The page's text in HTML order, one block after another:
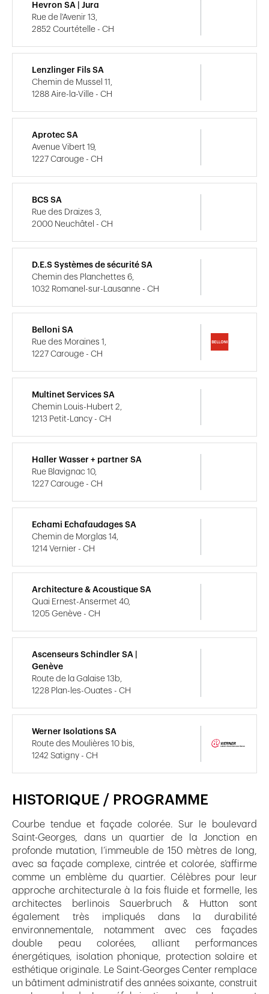
HISTORIQUE / PROGRAMME
Courbe tendue et façade colorée. Sur le boulevard
Saint-Georges, dans un quartier de la Jonction en
profonde mutation, l’immeuble de 150 mètres de long,
avec sa façade complexe, cintrée et colorée, s’affirme
comme un emblème du quartier. Célèbres pour leur
approche architecturale à la fois fluide et formelle, les
architectes berlinois Sauerbruch & Hutton sont
également très impliqués dans la durabilité
environnementale, notamment avec ces façades
double peau colorées, alliant performances
énergétiques, isolation phonique, protection solaire et
esthétique originale. Le Saint-Georges Center remplace
un bâtiment administratif des années soixante, construit
Hevron SA | Jura
Rue de l'Avenir 13,
2852 Courtételle - CH
Lenzlinger Fils SA
Chemin de Mussel 11,
1288 Aire-la-Ville - CH
Aprotec SA
Avenue Vibert 19,
1227 Carouge - CH
BCS SA
Rue des Draizes 3,
2000 Neuchâtel - CH
D.E.S Systèmes de sécurité SA
Chemin des Planchettes 6,
1032 Romanel-sur-Lausanne - CH
Belloni SA
Rue des Moraines 1,
1227 Carouge - CH
Multinet Services SA
Chemin Louis-Hubert 2,
1213 Petit-Lancy - CH
Haller Wasser + partner SA
Rue Blavignac 10,
1227 Carouge - CH
Echami Echafaudages SA
Chemin de Morglas 14,
1214 Vernier - CH
Architecture & Acoustique SA
Quai Ernest-Ansermet 40,
1205 Genève - CH
Ascenseurs Schindler SA |
Genève
Route de la Galaise 13b,
1228 Plan-les-Ouates - CH
Werner Isolations SA
Route des Moulières 10 bis,
1242 Satigny - CH